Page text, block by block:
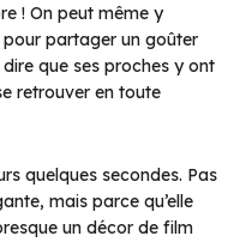
! On peut même y
partager un goûter
que ses proches y ont
retrouver en toute
quelques secondes. Pas
mais parce qu’elle
un décor de film